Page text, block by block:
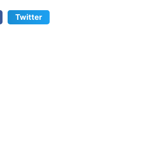
Twitter